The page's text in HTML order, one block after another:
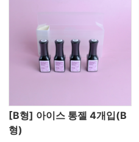
[B형] 아이스 통젤 4개입(B
형)